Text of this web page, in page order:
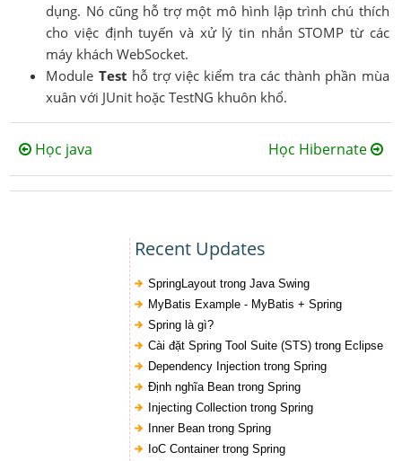
dụng. Nó cũng hỗ trợ một mô hình lập trình chú thích
cho việc định tuyến và xử lý tin nhắn STOMP từ các
máy khách WebSocket.
Module Test hỗ trợ việc kiểm tra các thành phần mùa
xuân với JUnit hoặc TestNG khuôn khổ.
Học java Học Hibernate
Recent Updates
SpringLayout trong Java Swing
MyBatis Example - MyBatis + Spring
Spring là gì?
Cài đặt Spring Tool Suite (STS) trong Eclipse
Dependency Injection trong Spring
Định nghĩa Bean trong Spring
Injecting Collection trong Spring
Inner Bean trong Spring
IoC Container trong Spring